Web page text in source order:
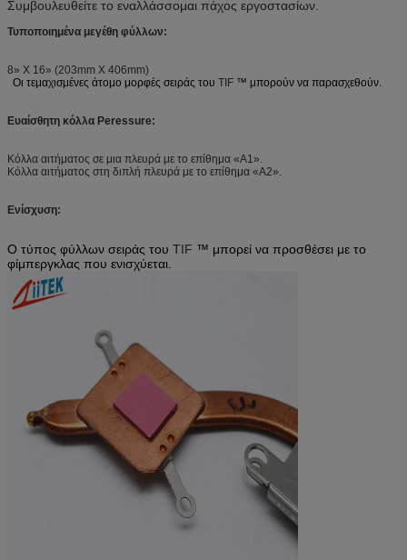
Συμβουλευθείτε το εναλλάσσομαι πάχος εργοστασίων.
Τυποποιημένα μεγέθη φύλλων:
8» Χ 16» (203mm X 406mm)
Οι τεμαχισμένες άτομο μορφές σειράς του TIF ™ μπορούν να παρασχεθούν.
Ευαίσθητη κόλλα Peressure:
Κόλλα αιτήματος σε μια πλευρά με το επίθημα «Α1».
Κόλλα αιτήματος στη διπλή πλευρά με το επίθημα «A2».
Ενίσχυση:
Ο τύπος φύλλων σειράς του TIF ™ μπορεί να προσθέσει με το
φίμπεργκλας που ενισχύεται.